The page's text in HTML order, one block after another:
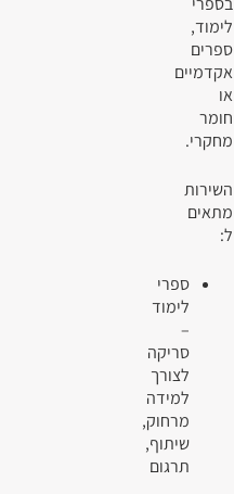
לימוד,
ספרים
אקדמיים
או
חומר
מחקרי.
השירות
מתאים
ל:
ספרי
לימוד
–
סריקה
לצורך
למידה
מרחוק,
שיתוף,
תרגום